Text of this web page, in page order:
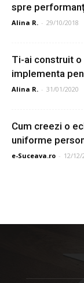
spre
Alina R. - 29/10/2018
Ti-ai construit o
implementa
Alina R. - 31/01/2020
Cum creezi o
uniforme
e-Suceava.ro - 12/12/